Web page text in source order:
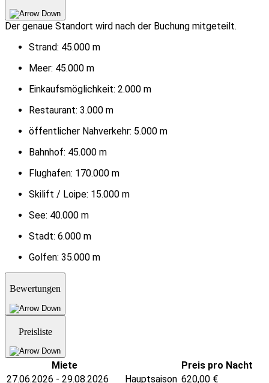
Der genaue Standort wird nach der Buchung mitgeteilt.
Strand: 45.000 m
Meer: 45.000 m
Einkaufsmöglichkeit: 2.000 m
Restaurant: 3.000 m
öffentlicher Nahverkehr: 5.000 m
Bahnhof: 45.000 m
Flughafen: 170.000 m
Skilift / Loipe: 15.000 m
See: 40.000 m
Stadt: 6.000 m
Golfen: 35.000 m
Bewertungen
Preisliste
Miete
Preis pro Nacht
27.06.2026 - 29.08.2026
Hauptsaison 620,00 €